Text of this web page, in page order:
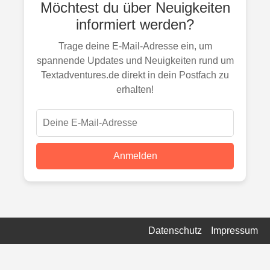
Möchtest du über Neuigkeiten
informiert werden?
Trage deine E-Mail-Adresse ein, um
spannende Updates und Neuigkeiten rund um
Textadventures.de direkt in dein Postfach zu
erhalten!
Anmelden
Datenschutz Impressum